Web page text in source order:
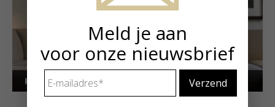
Kunstuitleen voor particulieren
Meld je aan
voor onze nieuwsbrief
mailadres *